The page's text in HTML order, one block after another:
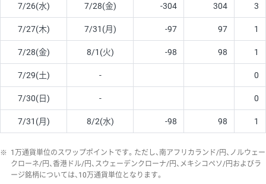
7/26(水) 7/28(金) -304 304 3
7/27(木) 7/31(月) -97 97 1
7/28(金) 8/1(火) -98 98 1
7/29(土) - 0
7/30(日) - 0
7/31(月) 8/2(水) -98 98 1
※ 1万通貨単位のスワップポイントです。ただし、南アフリカランド/円、ノルウェー
クローネ/円、香港ドル/円、スウェーデンクローナ/円、メキシコペソ/円およびラ
ージ銘柄については、10万通貨単位となります。